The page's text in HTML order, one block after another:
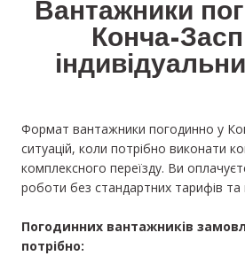
Вантажники
Конча-
Формат вантажники погодинно у
ситуацій, коли потрібно виконати
комплексного переїзду. Ви
роботи без стандартних тарифів та
Погодинних вантажників
потрібно: